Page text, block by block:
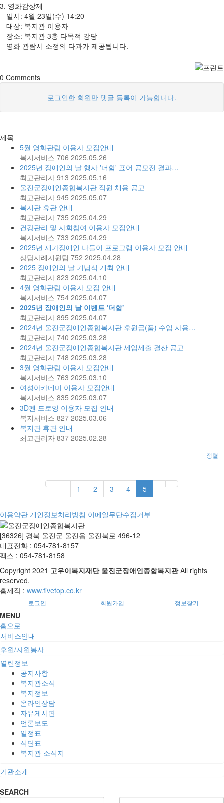
3. 영화감상제
- 일시: 4월 23일(수) 14:20
- 대상: 복지관 이용자
- 장소: 복지관 3층 다목적 강당
- 영화 관람시 소정의 다과가 제공됩니다.
0 Comments
로그인한 회원만 댓글 등록이 가능합니다.
제목
5월 영화관람 이용자 모집안내
복지서비스 706 2025.05.26
2025년 장애인의 날 행사 '더함' 표어 공모전 결과…
최고관리자 913 2025.05.16
울진군장애인종합복지관 직원 채용 공고
최고관리자 945 2025.05.07
복지관 휴관 안내
최고관리자 735 2025.04.29
건강관리 및 사회참여 이용자 모집안내
복지서비스 733 2025.04.29
2025년 재가장애인 나들이 프로그램 이용자 모집 안내
상담사례지원팀 752 2025.04.28
2025 장애인의 날 기념식 개최 안내
최고관리자 823 2025.04.10
4월 영화관람 이용자 모집 안내
복지서비스 754 2025.04.07
2025년 장애인의 날 이벤트 '더함'
최고관리자 895 2025.04.07
2024년 울진군장애인종합복지관 후원금(품) 수입 사용…
최고관리자 740 2025.03.28
2024년 울진군장애인종합복지관 세입세출 결산 공고
최고관리자 748 2025.03.28
3월 영화관람 이용자 모집안내
복지서비스 763 2025.03.10
여성아카데미 이용자 모집안내
복지서비스 835 2025.03.07
3D펜 드로잉 이용자 모집 안내
복지서비스 827 2025.03.06
복지관 휴관 안내
최고관리자 837 2025.02.28
정렬
1 2 3 4 5
이용약관 개인정보처리방침 이메일무단수집거부
[36326] 경북 울진군 울진읍 울진북로 496-12
대표전화 : 054-781-8157
팩스 : 054-781-8158
Copyright 2021 고우이복지재단 울진군장애인종합복지관All rights
reserved.
홈제작 : www.fivetop.co.kr
로그인 회원가입 정보찾기
MENU
홈으로
서비스안내
후원/자원봉사
열린정보
공지사항
복지관소식
복지정보
온라인상담
자유게시판
언론보도
일정표
식단표
복지관 소식지
기관소개
SEARCH